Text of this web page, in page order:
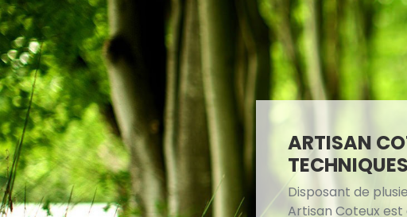
ARTISAN
Disposant de
Artisan Coteux